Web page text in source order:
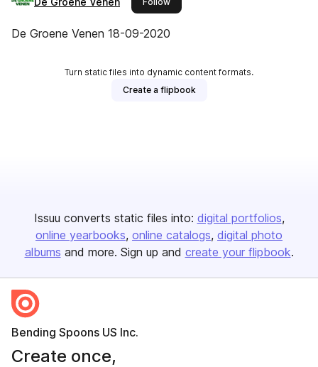
De Groene Venen 18-09-2020
Turn static files into dynamic content formats.
Create a flipbook
Issuu converts static files into: digital portfolios
online yearbooks online catalogs digital photo
albums and more. Sign up and create your flipbook.
Bending Spoons US Inc.
Create once,